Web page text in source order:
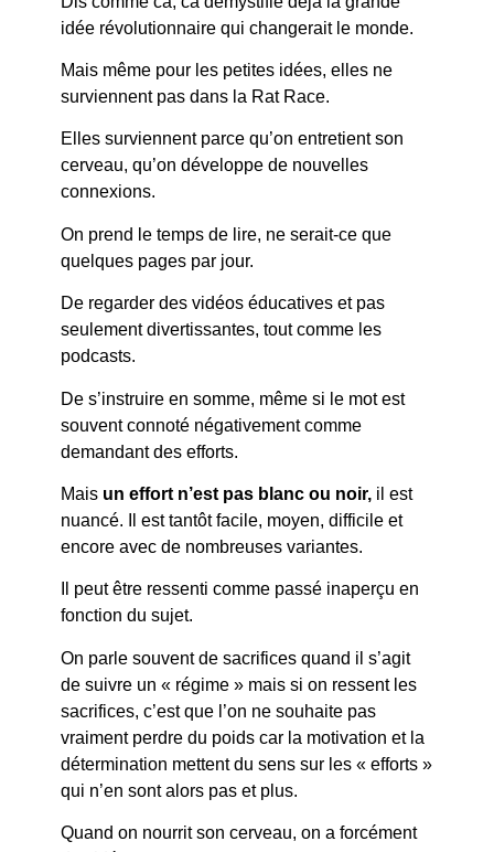
idée révolutionnaire qui changerait le monde.
Mais même pour les petites idées, elles ne
surviennent pas dans la Rat Race.
Elles surviennent parce qu’on entretient son
cerveau, qu’on développe de nouvelles
connexions.
On prend le temps de lire, ne serait-ce que
quelques pages par jour.
De regarder des vidéos éducatives et pas
seulement divertissantes, tout comme les
podcasts.
De s’instruire en somme, même si le mot est
souvent connoté négativement comme
demandant des efforts.
Mais un effort n’est pas blanc ou noir,il est
nuancé. Il est tantôt facile, moyen, difficile et
encore avec de nombreuses variantes.
Il peut être ressenti comme passé inaperçu en
fonction du sujet.
On parle souvent de sacrifices quand il s’agit
de suivre un « régime » mais si on ressent les
sacrifices, c’est que l’on ne souhaite pas
vraiment perdre du poids car la motivation et la
détermination mettent du sens sur les « efforts »
qui n’en sont alors pas et plus.
Quand on nourrit son cerveau, on a forcément